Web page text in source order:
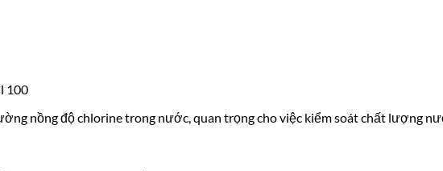
100
nồng độ chlorine trong nước, quan trọng cho việc kiểm soát chất lượng